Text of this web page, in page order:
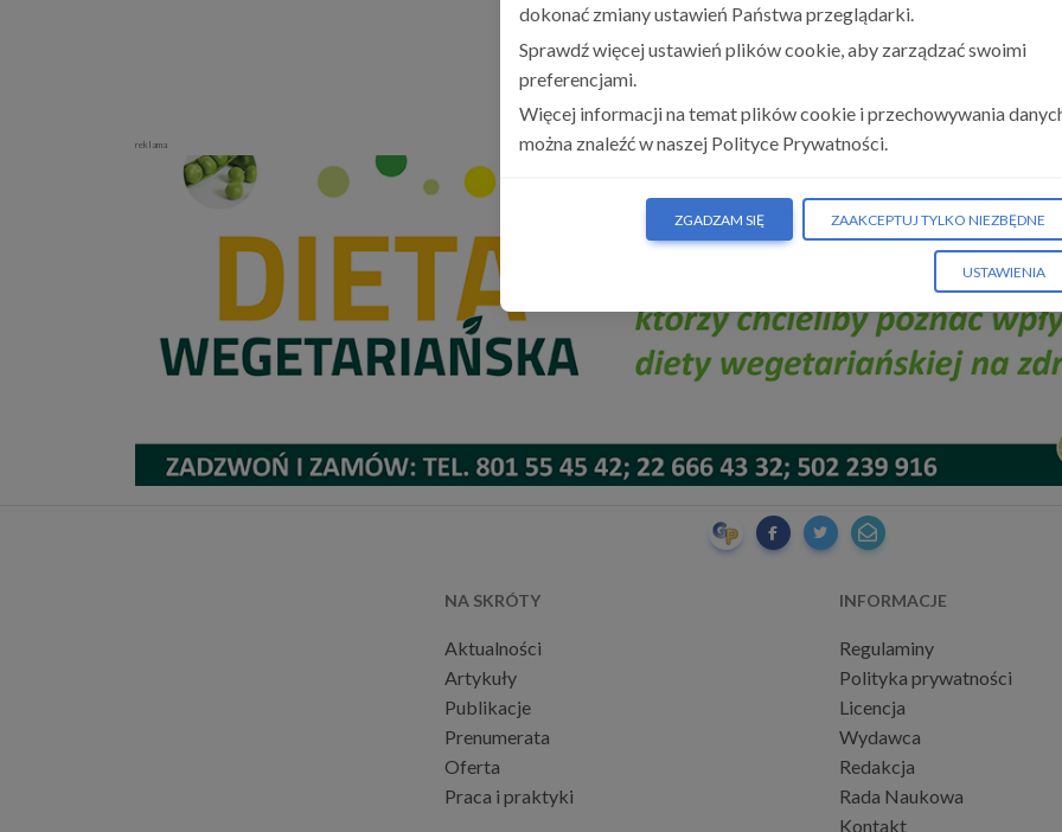
UTWÓRZ BEZPŁATNE KONTO
reklama
NA SKRÓTY
Aktualności
Artykuły
Publikacje
Prenumerata
Oferta
Praca i praktyki
INFORMACJE
Regulaminy
Polityka prywatności
Licencja
Wydawca
Redakcja
Rada Naukowa
Kontakt
dokonać zmiany ustawień Państwa przeglądarki.
Sprawdź więcej ustawień plików cookie, aby zarządzać swoimi
preferencjami.
Więcej informacji na temat plików cookie i przechowywania
można znaleźć w naszej Polityce Prywatności.
ZGADZAM SIĘ ZAAKCEPTUJ TYLKO NIEZBĘDNE
USTAWIENIA